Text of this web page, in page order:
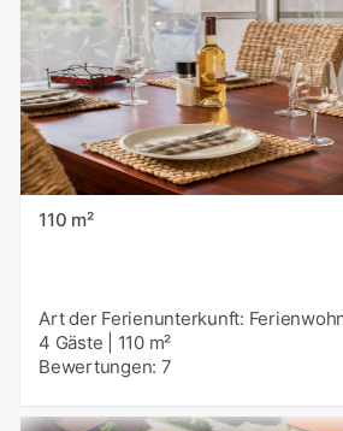
110 m²
Art der Ferienunterkunft:
4 Gäste
110 m²
Bewertungen: 7